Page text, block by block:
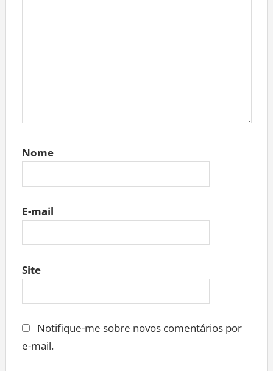
Nome
E-mail
Site
Notifique-me sobre novos comentários por
e-mail.